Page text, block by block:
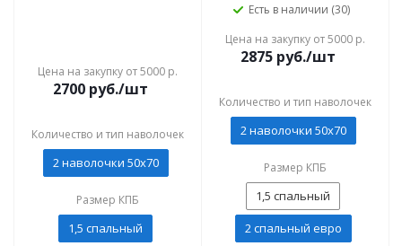
Цена на закупку от 5000 р.
2700 руб./шт
Количество и тип наволочек
2 наволочки 50x70
Размер КПБ
1,5 спальный
Есть в наличии (30)
Цена на закупку от 5000 р.
2875 руб./шт
Количество и тип наволочек
2 наволочки 50x70
Размер КПБ
1,5 спальный
2 спальный евро